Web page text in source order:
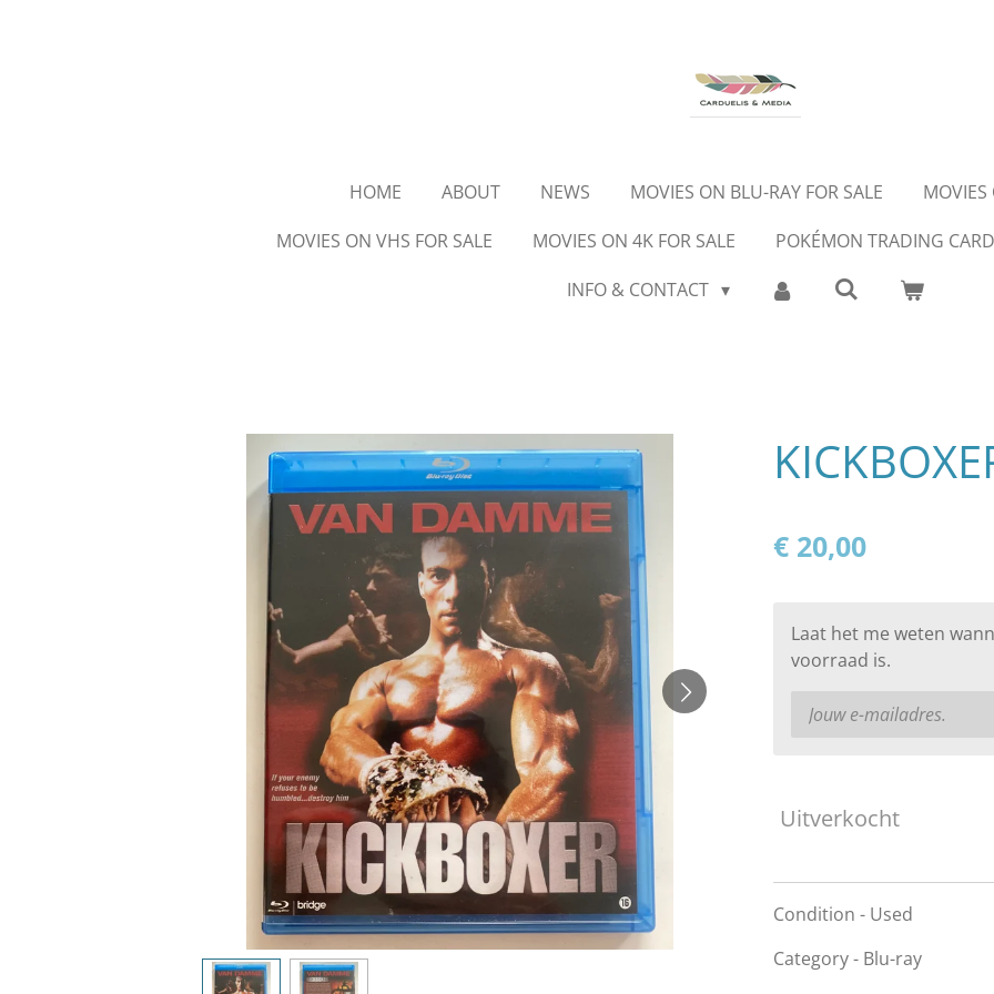
HOME ABOUT NEWS MOVIES ON BLU-RAY FOR SALE
MOVIES
MOVIES ON VHS FOR SALE
MOVIES ON 4K FOR SALE POKÉMON TRADING
INFO & CONTACT
€ 20,00
Laat het me weten
voorraad is.
Uitverkocht
Condition - Used
Category - Blu-ray